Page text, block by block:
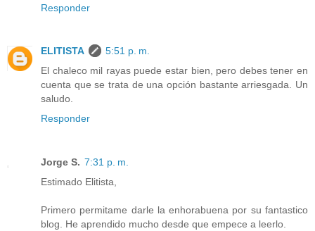
Responder
ELITISTA
5:51 p. m.
El chaleco mil rayas puede estar bien, pero debes tener en
cuenta que se trata de una opción bastante arriesgada. Un
saludo.
Responder
Jorge S. 7:31 p. m.
Estimado Elitista,
Primero permitame darle la enhorabuena por su fantastico
blog. He aprendido mucho desde que empece a leerlo.